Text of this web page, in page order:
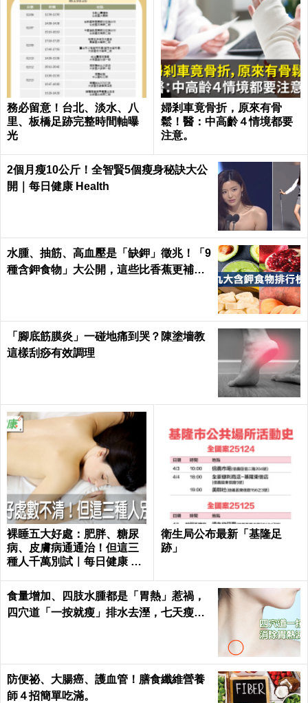
務必留意！台北、淡水、八
里、板橋足跡完整時間軸曝
光
婦剎車竟骨折，原來有骨
鬆！醫：中高齡４情境都要
注意。
2個月瘦10公斤！全智賢5個瘦身秘訣大公
開｜每日健康 Health
水腫、抽筋、高血壓是「缺鉀」徵兆！「9
種含鉀食物」大公開，這些比香蕉更補鉀
「腳底筋膜炎」一碰地痛到哭？陳塗墻教
這樣刮痧有效調理
裸睡五大好處：肥胖、糖尿
病、皮膚病通通治！但這三
種人千萬別試｜每日健康 He
衛生局公布最新「基隆足
跡」
食量增加、四肢水腫都是「胃熱」惹禍，
四穴道「一按就瘦」排水去溼，七天瘦三
防便祕、大腸癌、護血管！膳食纖維營養
師４招簡單吃滿。